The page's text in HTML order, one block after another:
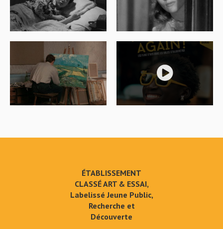
ÉTABLISSEMENT
CLASSÉ ART & ESSAI,
Labelissé Jeune Public,
Recherche et
Découverte